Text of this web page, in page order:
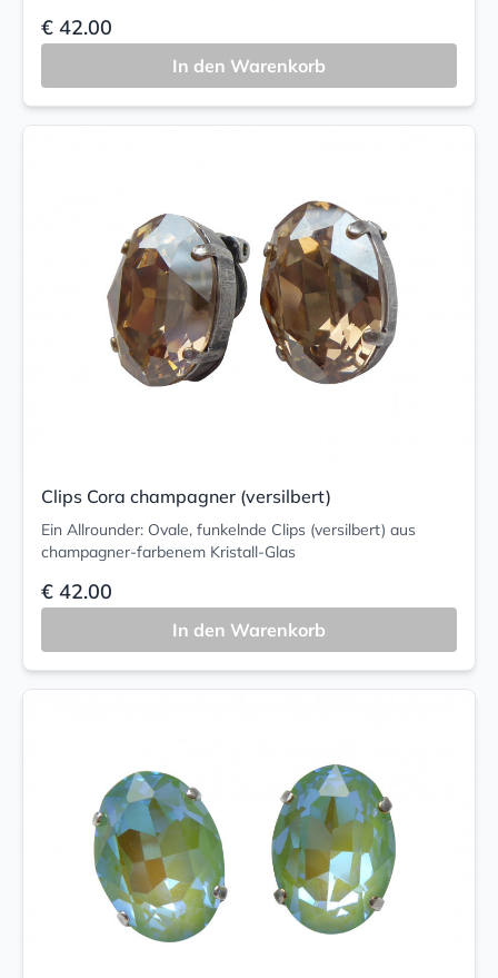
€ 42.00
In den Warenkorb
Clips Cora champagner (versilbert)
Ein Allrounder: Ovale, funkelnde Clips (versilbert) aus
champagner-farbenem Kristall-Glas
€ 42.00
In den Warenkorb